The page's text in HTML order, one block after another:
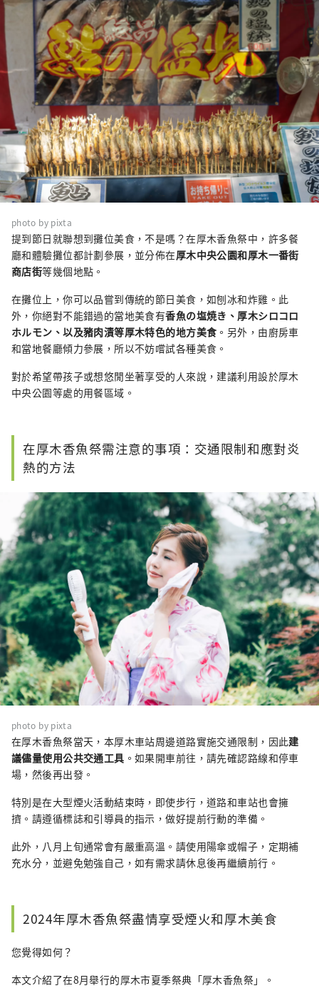
photo by pixta
提到節日就聯想到攤位美食，不是嗎？在厚木香魚祭中，許多餐
廳和體驗攤位都計劃參展，並分佈在厚木中央公園和厚木一番街
商店街等幾個地點。
在攤位上，你可以品嘗到傳統的節日美食，如刨冰和炸雞。此
外，你絕對不能錯過的當地美食有香魚の塩焼き、厚木シロコロ
ホルモン、以及豬肉漬等厚木特色的地方美食 。另外，由廚房車
和當地餐廳傾力參展，所以不妨嚐試各種美食。
對於希望帶孩子或想悠閒坐著享受的人來說，建議利用設於厚木
中央公園等處的用餐區域。
在厚木香魚祭需注意的事項：交通限制和應對炎
熱的方法
photo by pixta
在厚木香魚祭當天，本厚木車站周邊道路實施交通限制，因此建
議儘量使用公共交通工具 。如果開車前往，請先確認路線和停車
場，然後再出發。
特別是在大型煙火活動結束時，即使步行，道路和車站也會擁
擠。請遵循標誌和引導員的指示，做好提前行動的準備。
此外，八月上旬通常會有嚴重高溫。請使用陽傘或帽子，定期補
充水分，並避免勉強自己，如有需求請休息後再繼續前行。
2024年厚木香魚祭盡情享受煙火和厚木美食
您覺得如何？
本文介紹了在8月舉行的厚木市夏季祭典「厚木香魚祭」。